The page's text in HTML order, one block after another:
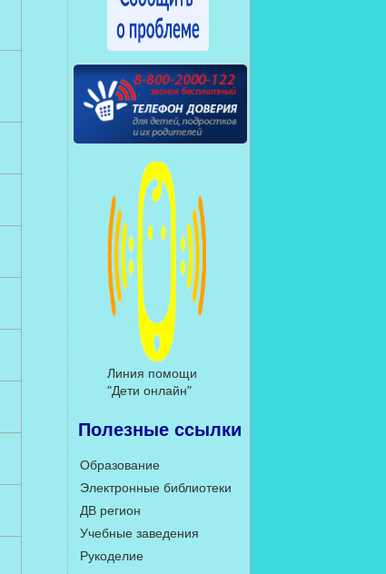
Линия помощи
"Дети онлайн"
Полезные ссылки
Образование
Электронные библиотеки
ДВ регион
Учебные заведения
Рукоделие